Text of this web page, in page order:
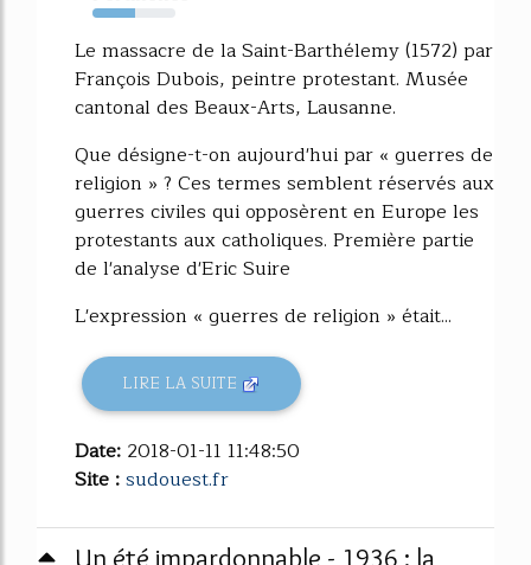
52%
Le massacre de la Saint-Barthélemy (1572) par
François Dubois, peintre protestant. Musée
cantonal des Beaux-Arts, Lausanne.
Que désigne-t-on aujourd'hui par « guerres de
religion » ? Ces termes semblent réservés aux
guerres civiles qui opposèrent en Europe les
protestants aux catholiques. Première partie
de l'analyse d'Eric Suire
L'expression « guerres de religion » était...
LIRE LA SUITE
Date: 2018-01-11 11:48:50
Site :sudouest.fr
Un été impardonnable - 1936 : la